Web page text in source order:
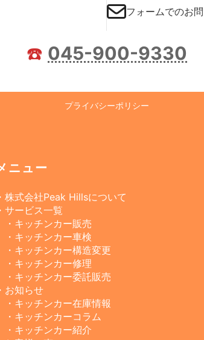
フォームでのお
☎️ 045-900-9330
プライバシーポリシー
ニュー
・株式会社Peak Hillsについて
・サービス一覧
・キッチンカー販売
・キッチンカー車検
・キッチンカー構造変更
・キッチンカー修理
・キッチンカー委託販売
・お知らせ
・キッチンカー在庫情報
・キッチンカーコラム
・キッチンカー紹介